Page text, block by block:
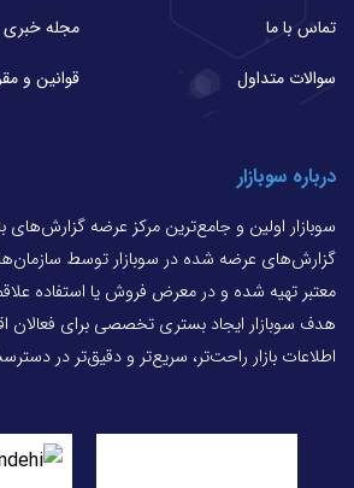
تماس با ما
مجله خبری
سوالات متداول
قوانین و
درباره سوبازار
سوبازار اولین و جامع‌ترین مرکز عرضه گزارش‌های
گزارش‌های عرضه شده در سوبازار توسط
معتبر تهیه شده و در معرض فروش یا استفاده
هدف سوبازار ایجاد بستری تخصصی برای فعالان
اطلاعات بازار راحت‌تر، سریع‌تر و دقیق‌تر در